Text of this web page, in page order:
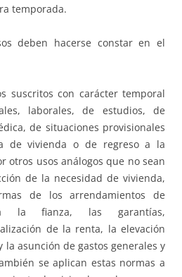
temporada.
deben hacerse constar en el
suscritos con carácter temporal
laborales, de estudios, de
de situaciones provisionales
de vivienda o de regreso a la
otros usos análogos que no sean
de la necesidad de vivienda,
de los arrendamientos de
la fianza, las garantías,
de la renta, la elevación
asunción de gastos generales y
se aplican estas normas a